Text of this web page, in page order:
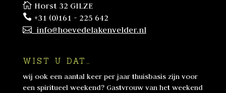
Horst 32 GILZE
+31 (0)161 - 225 642
info@hoevedelakenvelder.nl
WIST U DAT…
wij ook een aantal keer per jaar thuisbasis zijn voor
een spiritueel weekend? Gastvrouw van het weekend